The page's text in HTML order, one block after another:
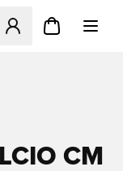
finestra modale
CM